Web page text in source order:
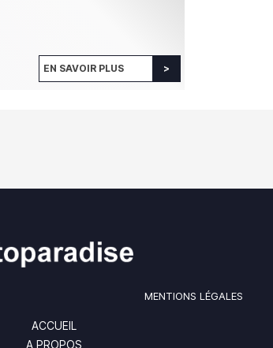
EN SAVOIR PLUS
MENTIONS LÉGALES
ACCUEIL
A PROPOS